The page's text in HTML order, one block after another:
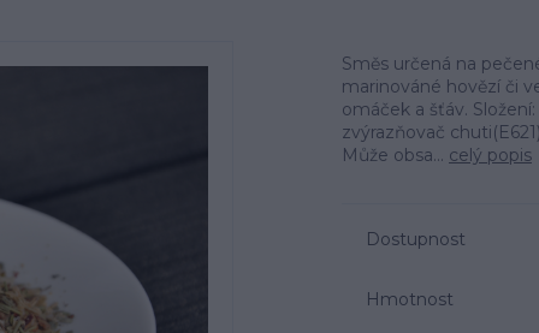
Směs určená na
marinováné hovězí či
omáček a šťáv.
zvýrazňovač
Může obsa... celý popis
Dostupnost
Hmotnost